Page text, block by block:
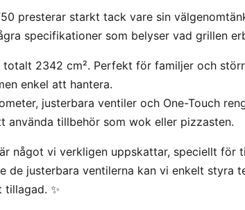
presterar starkt tack vare sin
specifikationer som belyser vad grillen
totalt 2342 cm². Perfekt för familjer och
enkel att hantera.
justerbara ventiler och One-Touch
använda tillbehör som wok eller pizzasten.
något vi verkligen uppskattar, speciellt för
de justerbara ventilerna kan vi enkelt styra
✨